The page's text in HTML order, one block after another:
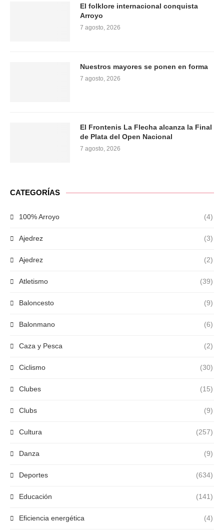
El folklore internacional conquista
Arroyo
7 agosto, 2026
Nuestros mayores se ponen en forma
7 agosto, 2026
El Frontenis La Flecha alcanza la Final
de Plata del Open Nacional
7 agosto, 2026
CATEGORÍAS
100% Arroyo (4)
Ajedrez (3)
Ajedrez (2)
Atletismo (39)
Baloncesto (9)
Balonmano (6)
Caza y Pesca (2)
Ciclismo (30)
Clubes (15)
Clubs (9)
Cultura (257)
Danza (9)
Deportes (634)
Educación (141)
Eficiencia energética (4)